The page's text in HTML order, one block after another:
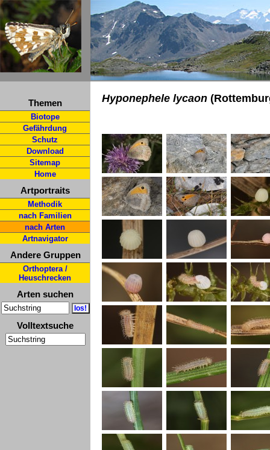
Themen
Biotope
Gefährdung
Schutz
Download
Sitemap
Home
Artportraits
Methodik
nach Familien
nach Arten
Artnavigator
Andere Gruppen
Orthoptera /
Heuschrecken
Arten suchen
Volltextsuche
Hyponephele lycaon